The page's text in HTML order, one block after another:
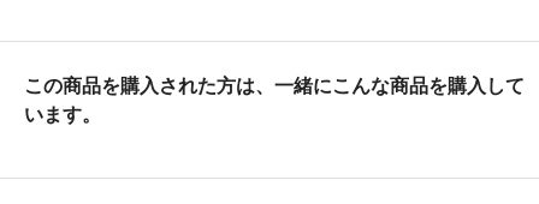
この商品を購入された方は、一緒にこんな商品を購入して
います。